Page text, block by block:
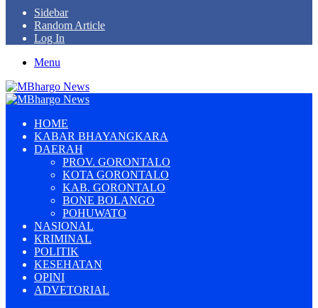
Sidebar
Random Article
Log In
Menu
HOME
KABAR BHAYANGKARA
DAERAH
PROV. GORONTALO
KOTA GORONTALO
KAB. GORONTALO
BONE BOLANGO
POHUWATO
NASIONAL
KRIMINAL
POLITIK
KESEHATAN
OPINI
ADVETORIAL